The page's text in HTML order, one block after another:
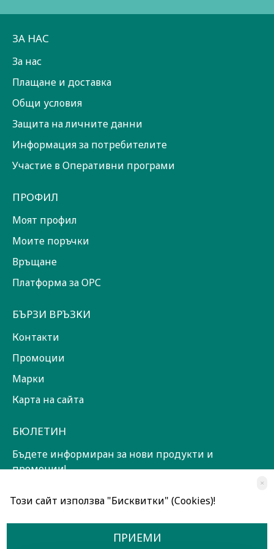
ЗА НАС
За нас
Плащане и доставка
Общи условия
Защита на личните данни
Информация за потребителите
Участие в Оперативни програми
ПРОФИЛ
Моят профил
Моите поръчки
Връщане
Платформа за ОРС
БЪРЗИ ВРЪЗКИ
Контакти
Промоции
Марки
Карта на сайта
БЮЛЕТИН
Бъдете информиран за нови продукти и
промоции!
Прочетох и съм съгласен сОбщи условия
×
Този сайт използва "Бисквитки" (Cookies)!
ПРИЕМИ